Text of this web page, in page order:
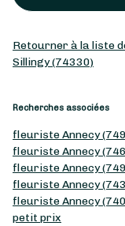
Retourner à la liste
Sillingy (74330)
Recherches associées
fleuriste Annecy
fleuriste Annecy
fleuriste Annecy
fleuriste Annecy
fleuriste Annecy
petit prix